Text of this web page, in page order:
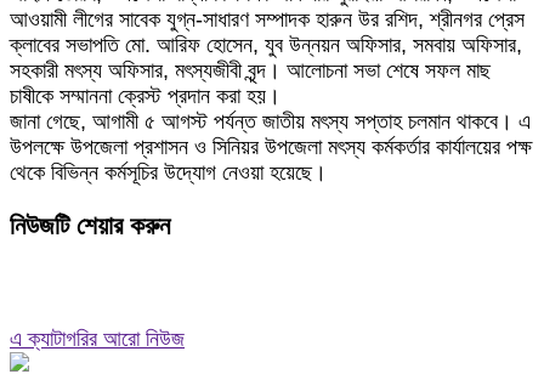
আওয়ামী লীগের সাবেক যুগ্ন-সাধারণ সম্পাদক হারুন উর রশিদ, শ্রীনগর প্রেস
ক্লাবের সভাপতি মো. আরিফ হোসেন, যুব উন্নয়ন অফিসার, সমবায় অফিসার,
সহকারী মৎস্য অফিসার, মৎস্যজীবী বৃন্দ। আলোচনা সভা শেষে সফল মাছ
চাষীকে সম্মাননা ক্রেস্ট প্রদান করা হয়।
জানা গেছে, আগামী ৫ আগস্ট পর্যন্ত জাতীয় মৎস্য সপ্তাহ চলমান থাকবে। এ
উপলক্ষে উপজেলা প্রশাসন ও সিনিয়র উপজেলা মৎস্য কর্মকর্তার কার্যালয়ের পক্ষ
থেকে বিভিন্ন কর্মসূচির উদ্যোগ নেওয়া হয়েছে।
নিউজটি শেয়ার করুন
এ ক্যাটাগরির আরো নিউজ